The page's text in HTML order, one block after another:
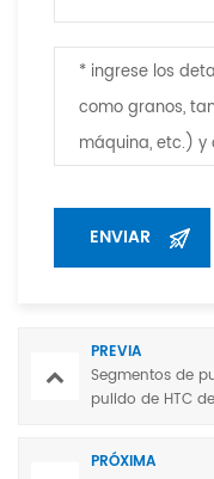
PREVIA
Segmentos de
pulido de HTC
PRÓXIMA